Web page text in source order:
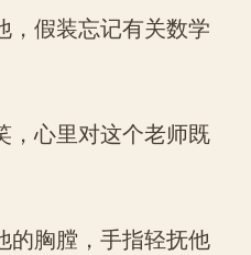
假装忘记有关数学
心里对这个老师既
胸膛，手指轻抚他